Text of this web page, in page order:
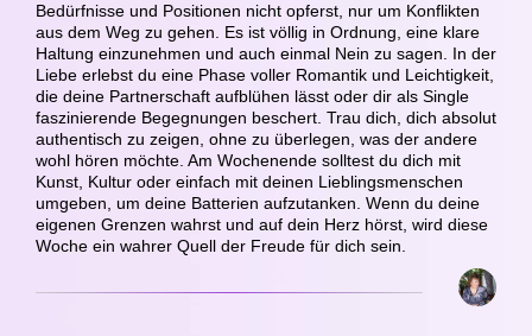
Bedürfnisse und Positionen nicht opferst, nur um Konflikten
aus dem Weg zu gehen. Es ist völlig in Ordnung, eine klare
Haltung einzunehmen und auch einmal Nein zu sagen. In der
Liebe erlebst du eine Phase voller Romantik und Leichtigkeit,
die deine Partnerschaft aufblühen lässt oder dir als Single
faszinierende Begegnungen beschert. Trau dich, dich absolut
authentisch zu zeigen, ohne zu überlegen, was der andere
wohl hören möchte. Am Wochenende solltest du dich mit
Kunst, Kultur oder einfach mit deinen Lieblingsmenschen
umgeben, um deine Batterien aufzutanken. Wenn du deine
eigenen Grenzen wahrst und auf dein Herz hörst, wird diese
Woche ein wahrer Quell der Freude für dich sein.